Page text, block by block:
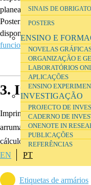
SINAIS DE
POSTERS
ENSINO E
NOVELAS
ORGANIZAÇÃO E
LABORATÓRIOS
APLICAÇÕES
ENSINO
INVESTIGAÇÃO
PROJECTO DE
CADERNO DE
ONENOTE IN
PUBLICAÇÕES
REFERÊNCIAS
EN PT
planeadas no diagrama.
Posteriormente deverá
disponibilizados como links
funcionaisquando
3. Imprimir
Imprimir, se necessário,
arrumação na cor
cálculo disponibilizada
rebordo de 1cm à volta da
Etiquetas de armários